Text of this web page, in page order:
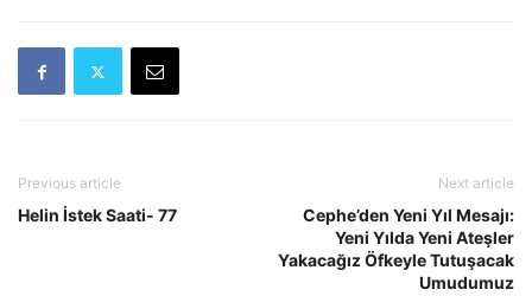
Previous article
Helin İstek Saati- 77
Next article
Cephe’den Yeni Yıl Mesajı:
Yeni Yılda Yeni Ateşler
Yakacağız Öfkeyle Tutuşacak
Umudumuz